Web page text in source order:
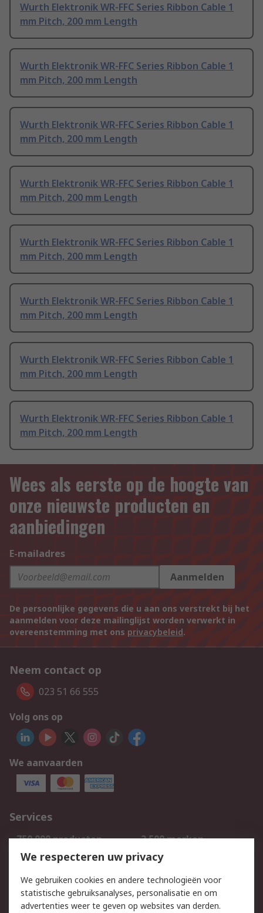
Wurth Elektronik WR-FFC Series Ribbon Cable 1
mm Pitch, 200 mm Length
Wurth Elektronik WR-FFC Series Ribbon Cable 1
mm Pitch, 200 mm Length
Wurth Elektronik WR-FFC Series Ribbon Cable 1
mm Pitch, 200 mm Length
Wurth Elektronik WR-FFC Series Ribbon Cable 1
mm Pitch, 200 mm Length
Wurth Elektronik WR-FFC Series Ribbon Cable 1
mm Pitch, 200 mm Length
Wurth Elektronik WR-FFC Series Ribbon Cable 1
mm Pitch, 200 mm Length
Wurth Elektronik WR-FFC Series Ribbon Cable 1
mm Pitch, 200 mm Length
Wurth Elektronik WR-FFC Series Ribbon Cable 1
mm Pitch, 200 mm Length
Wees als eerste op de hoogte van
onze nieuwste producten en
aanbiedingen
E-mailadres
Aanmelden
De persoonlijke gegevens die u aan ons verstrekt bij het
aanmelden voor deze mailinglijst worden verwerkt in
overeenstemming met ons privacybeleid.
Neem contact op
023 51 66 555
Volg ons op
We aanvaarden
Services
750.000 producten
2.500 merken
Bestellen
Inkoopoplossingen
Track & Trace
We respecteren uw privacy
We gebruiken cookies en andere technologieën voor
statistische gebruiksanalyses, personalisatie en om
advertenties weer te geven op websites van derden.